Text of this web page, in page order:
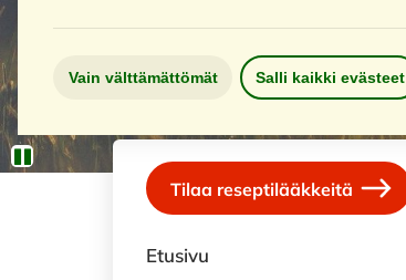
Vain välttämättömät Salli kaikki evästeet
Tilaa reseptilääkkeitä
Etusivu